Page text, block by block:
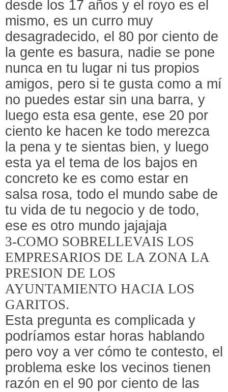
desde los 17 años y el royo es el
mismo, es un curro muy
desagradecido, el 80 por ciento de
la gente es basura, nadie se pone
nunca en tu lugar ni tus propios
amigos, pero si te gusta como a mí
no puedes estar sin una barra, y
luego esta esa gente, ese 20 por
ciento ke hacen ke todo merezca
la pena y te sientas bien, y luego
esta ya el tema de los bajos en
concreto ke es como estar en
salsa rosa, todo el mundo sabe de
tu vida de tu negocio y de todo,
ese es otro mundo jajajaja
3-COMO SOBRELLEVAIS LOS
EMPRESARIOS DE LA ZONA LA
PRESION DE LOS
AYUNTAMIENTO HACIA LOS
GARITOS.
Esta pregunta es complicada y
podríamos estar horas hablando
pero voy a ver cómo te contesto, el
problema eske los vecinos tienen
razón en el 90 por ciento de las